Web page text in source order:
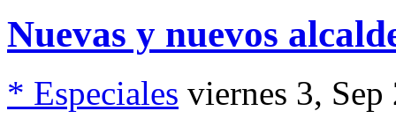
Nuevas y nuevos
* Especiales viernes 3, Sep